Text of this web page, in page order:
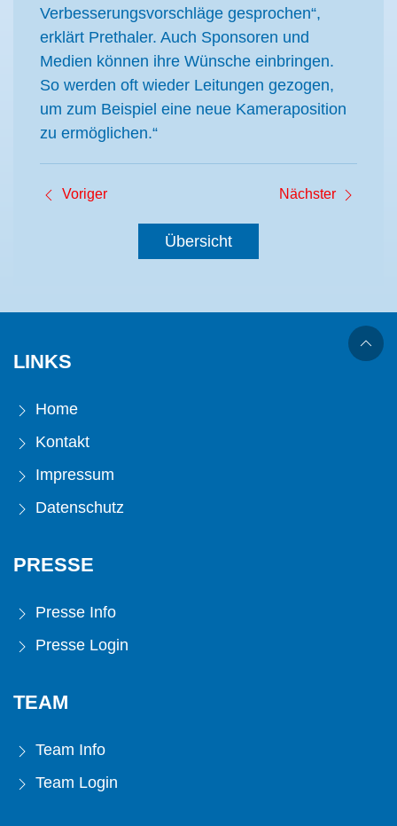
Verbesserungsvorschläge gesprochen“,
erklärt Prethaler. Auch Sponsoren und
Medien können ihre Wünsche einbringen.
So werden oft wieder Leitungen gezogen,
um zum Beispiel eine neue Kameraposition
zu ermöglichen.“
Voriger Nächster
Übersicht
LINKS
Home
Kontakt
Impressum
Datenschutz
PRESSE
Presse Info
Presse Login
TEAM
Team Info
Team Login